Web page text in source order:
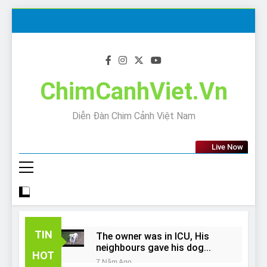
ChimCanhViet.Vn
Diễn Đàn Chim Cảnh Việt Nam
Live Now
TIN
HOT
The owner was in ICU, His
neighbours gave his dog
away!
7 Năm Ago